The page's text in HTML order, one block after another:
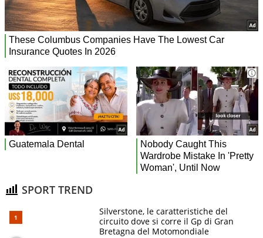
SPORT TREND
Silverstone, le caratteristiche del
circuito dove si corre il Gp di Gran
Bretagna del Motomondiale